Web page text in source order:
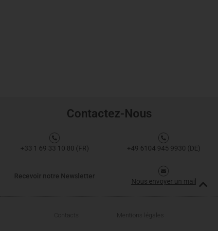
Contactez-Nous
+33 1 69 33 10 80 (FR) +49 6104 945 9930 (DE)
Recevoir notre Newsletter
Nous envoyer un mail
Contacts Mentions légales